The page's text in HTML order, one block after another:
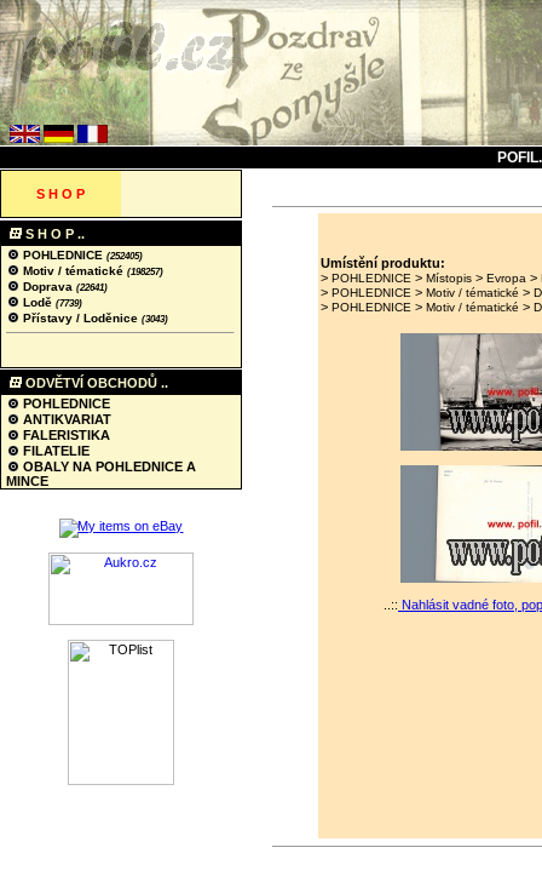
S H O P
S H O P ..
POHLEDNICE (252405)
Motiv / tématické (198257)
Doprava (22641)
Lodě (7739)
Přístavy / Loděnice (3043)
ODVĚTVÍ OBCHODŮ ..
POHLEDNICE
ANTIKVARIAT
FALERISTIKA
FILATELIE
OBALY NA POHLEDNICE A
MINCE
Umístění produktu:
>POHLEDNICE >Místopis >Evropa >
>POHLEDNICE >Motiv / tématické >
>POHLEDNICE >Motiv / tématické >
..:: Nahlásit vadné foto,